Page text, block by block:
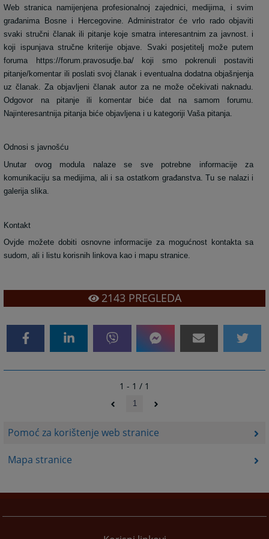
Pomoć za korištenje web stranice
Mapa stranice
Web stranica namijenjena profesionalnoj zajednici, medijima, i svim
građanima Bosne i Hercegovine. Administrator će vrlo rado objaviti
svaki stručni članak ili pitanje koje smatra interesantnim za javnost. i
koji ispunjava stručne kriterije objave. Svaki posjetitelj može putem
foruma https://forum.pravosudje.ba/ koji smo pokrenuli postaviti
pitanje/komentar ili poslati svoj članak i eventualna dodatna objašnjenja
uz članak. Za objavljeni članak autor za ne može očekivati naknadu.
Odgovor na pitanje ili komentar biće dat na samom forumu.
Najinteresantnija pitanja biće objavljena i u kategoriji Vaša pitanja.
Odnosi s javnošću
Unutar ovog modula nalaze se sve potrebne informacije za
komunikaciju sa medijima, ali i sa ostatkom građanstva. Tu se nalazi i
galerija slika.
Kontakt
Ovjde možete dobiti osnovne informacije za mogućnost kontakta sa
sudom, ali i listu korisnih linkova kao i mapu stranice.
2143PREGLEDA
1 - 1 / 1
1